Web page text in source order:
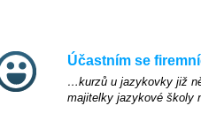
Účastním se
…kurzů u jazykovky již
majitelky jazykové školy